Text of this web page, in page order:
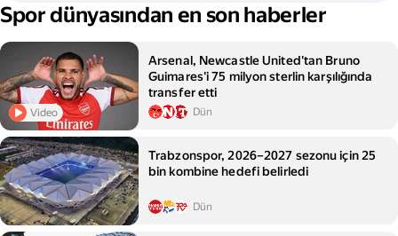
Spor dünyasından en son haberler
Video
Arsenal, Newcastle United'tan Bruno
Guimares'i 75 milyon sterlin karşılığında
transfer etti
Dün
Trabzonspor, 2026–2027 sezonu için 25
bin kombine hedefi belirledi
Dün